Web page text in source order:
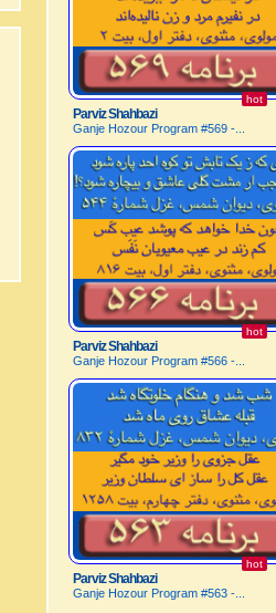
hot
Parviz Shahbazi
Ganje Hozour Program #569 -...
hot
Parviz Shahbazi
Ganje Hozour Program #566 -...
hot
Parviz Shahbazi
Ganje Hozour Program #563 -...